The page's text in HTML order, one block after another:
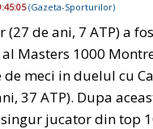
(Gazeta-Sporturilor)
(27 de ani, 7 ATP) a
Masters 1000
de meci in duelul cu
37 ATP). Dupa
jucator din top